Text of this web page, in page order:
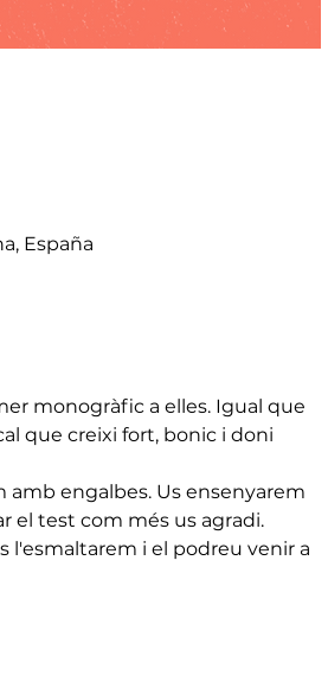
España
monogràfic a elles. Igual que
que creixi fort, bonic i doni
engalbes. Us ensenyarem
el test com més us agradi.
l'esmaltarem i el podreu venir a